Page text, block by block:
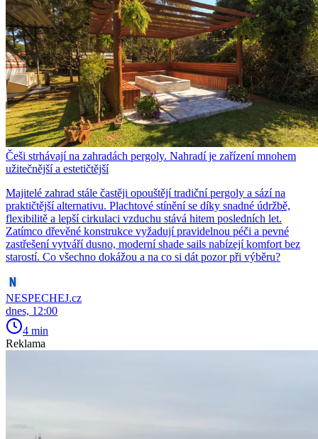
Češi strhávají na zahradách pergoly. Nahradí je zařízení mnohem
užitečnější a estetičtější
Majitelé zahrad stále častěji opouštějí tradiční pergoly a sází na
praktičtější alternativu. Plachtové stínění se díky snadné údržbě,
flexibilitě a lepší cirkulaci vzduchu stává hitem posledních let.
Zatímco dřevěné konstrukce vyžadují pravidelnou péči a pevné
zastřešení vytváří dusno, moderní shade sails nabízejí komfort bez
starostí. Co všechno dokážou a na co si dát pozor při výběru?
NESPECHEJ.cz
dnes, 12:00
4 min
Reklama